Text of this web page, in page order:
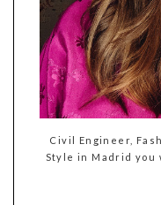
Civil Engineer,
Style in Madrid you